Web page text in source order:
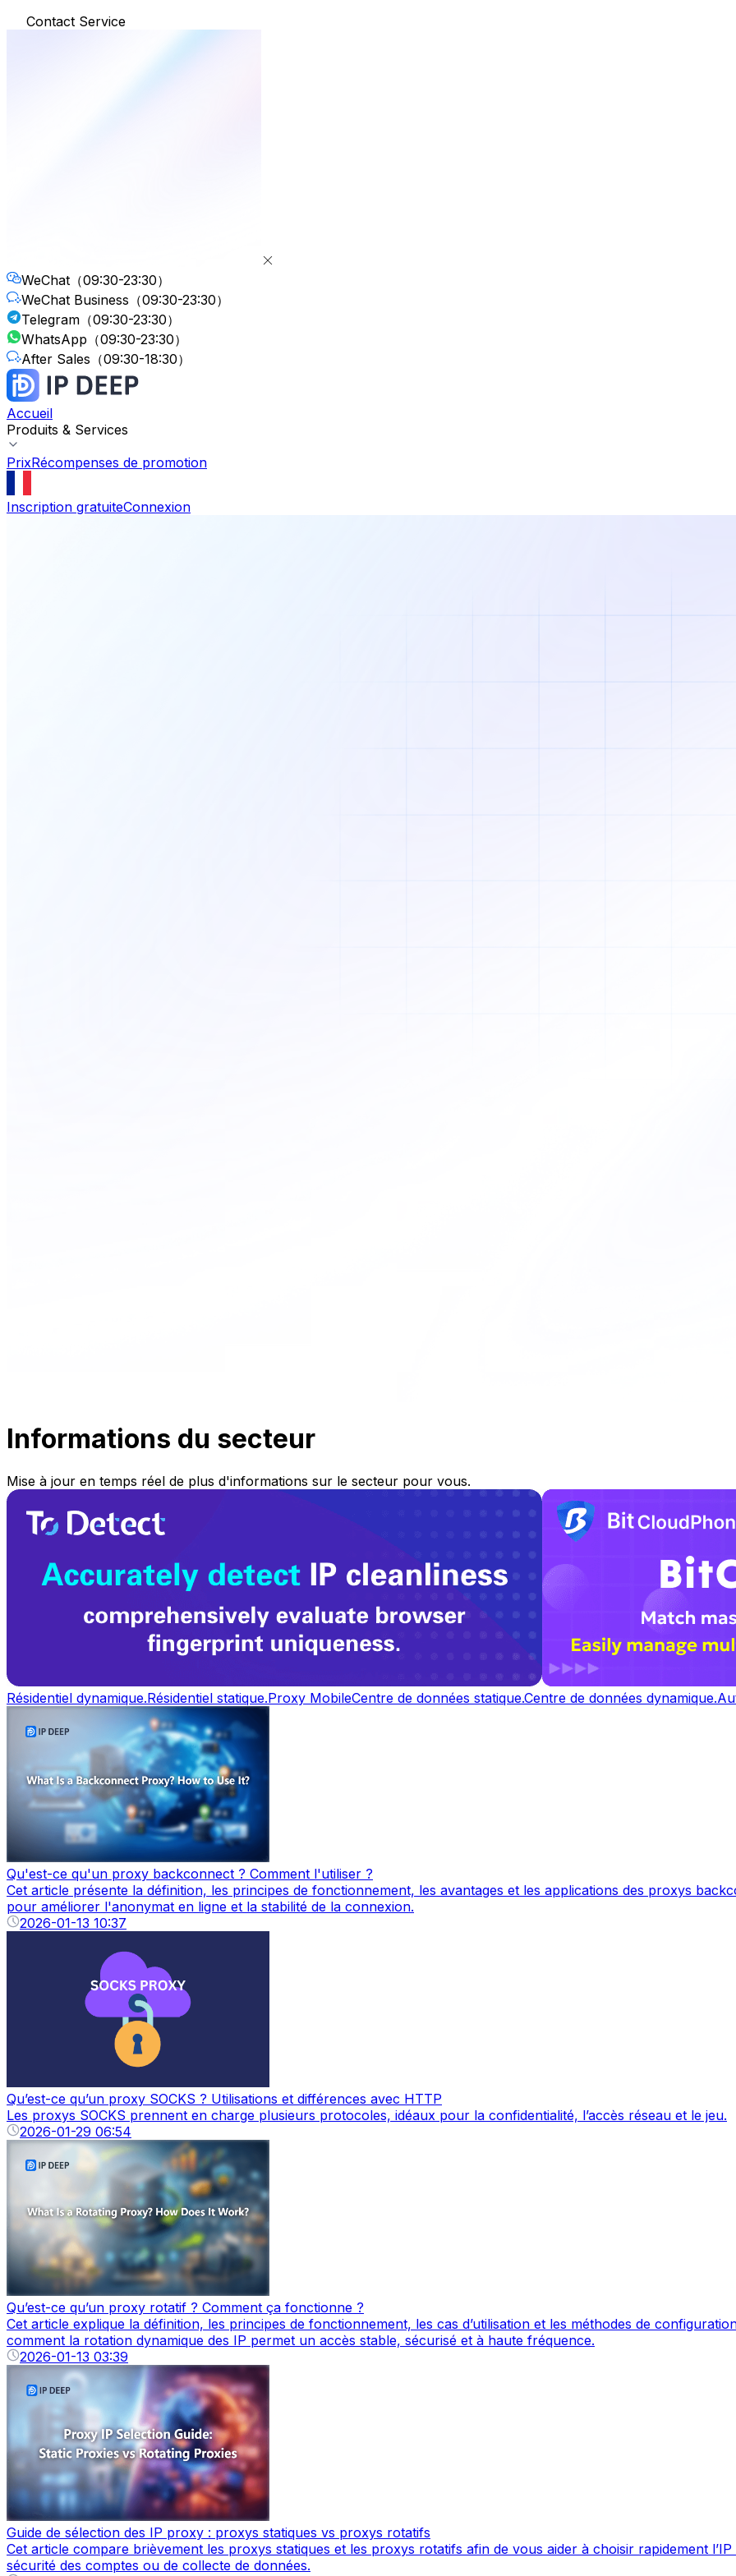
Contact Service
WeChat （09:30-23:30）
WeChat Business （09:30-23:30）
Telegram （09:30-23:30）
WhatsApp （09:30-23:30）
After Sales （09:30-18:30）
Accueil
Produits & Services
PrixRécompenses de promotion
Inscription gratuiteConnexion
Informations du secteur
Mise à jour en temps réel de plus d'informations sur le secteur pour vous.
Résidentiel dynamique.Résidentiel statique.Proxy MobileCentre de données statique.Centre de données dynamique.
Qu'est-ce qu'un proxy backconnect ? Comment l'utiliser ?
Cet article présente la définition, les principes de fonctionnement, les avantages et les applications des proxys
pour améliorer l'anonymat en ligne et la stabilité de la connexion.
2026-01-13 10:37
Qu’est-ce qu’un proxy SOCKS ? Utilisations et différences avec HTTP
Les proxys SOCKS prennent en charge plusieurs protocoles, idéaux pour la confidentialité, l’accès réseau et le jeu.
2026-01-29 06:54
Qu’est-ce qu’un proxy rotatif ? Comment ça fonctionne ?
Cet article explique la définition, les principes de fonctionnement, les cas d’utilisation et les méthodes de
comment la rotation dynamique des IP permet un accès stable, sécurisé et à haute fréquence.
2026-01-13 03:39
Guide de sélection des IP proxy : proxys statiques vs proxys rotatifs
Cet article compare brièvement les proxys statiques et les proxys rotatifs afin de vous aider à choisir rapidement
sécurité des comptes ou de collecte de données.